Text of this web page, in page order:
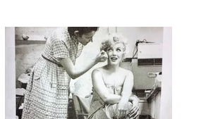
en Lerdo de Tejada, Veracruz. El
Ingenio San Pedro, durante décadas el
corazón económico de Los Tuxtlas,
anunció su cierre definitivo al declararse
económicamente inviable. Detrás de esa
frase empresarial hay una realida